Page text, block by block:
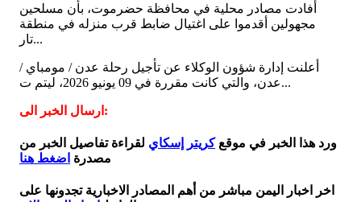
أفادت مصادر محلية في محافظة حضرموت، بأن مسلحين
مجهولين أقدموا على اغتيال ضابط قرب منزله في منطقة
تار...
أعلنت إدارة شؤون الوكلاء عن تأجيل رحلة عدن / مومباي /
عدن، والتي كانت مقررة في 09 يونيو 2026، ليتم ت...
ارسال الخبر الى:
ورد هذا الخبر في موقعكريتر إسكاي لقراءة تفاصيل الخبر من
مصدرة اضغط هنا
اخر اخبار اليمن مباشر من أهم المصادر الاخبارية تجدونها على